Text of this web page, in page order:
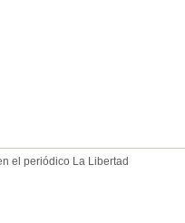
el periódico La Libertad